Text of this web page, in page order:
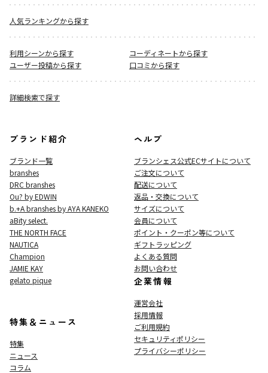
人気ランキングから探す
利用シーンから探す
コーディネートから探す
ユーザー投稿から探す
口コミから探す
詳細検索で探す
ブランド紹介
ブランド一覧
branshes
DRC branshes
Ou? by EDWIN
b.+A branshes by AYA KANEKO
aBity select.
THE NORTH FACE
NAUTICA
Champion
JAMIE KAY
gelato pique
特集＆ニュース
特集
ニュース
コラム
ヘルプ
ブランシェス公式ECサイトについて
ご注文について
配送について
返品・交換について
サイズについて
会員について
ポイント・クーポン等について
ギフトラッピング
よくある質問
お問い合わせ
企業情報
運営会社
採用情報
ご利用規約
セキュリティポリシー
プライバシーポリシー